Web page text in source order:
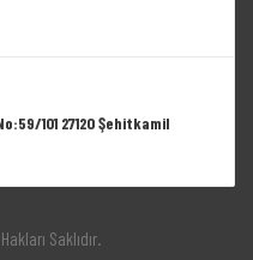
101 27120 Şehitkamil
Saklıdır.